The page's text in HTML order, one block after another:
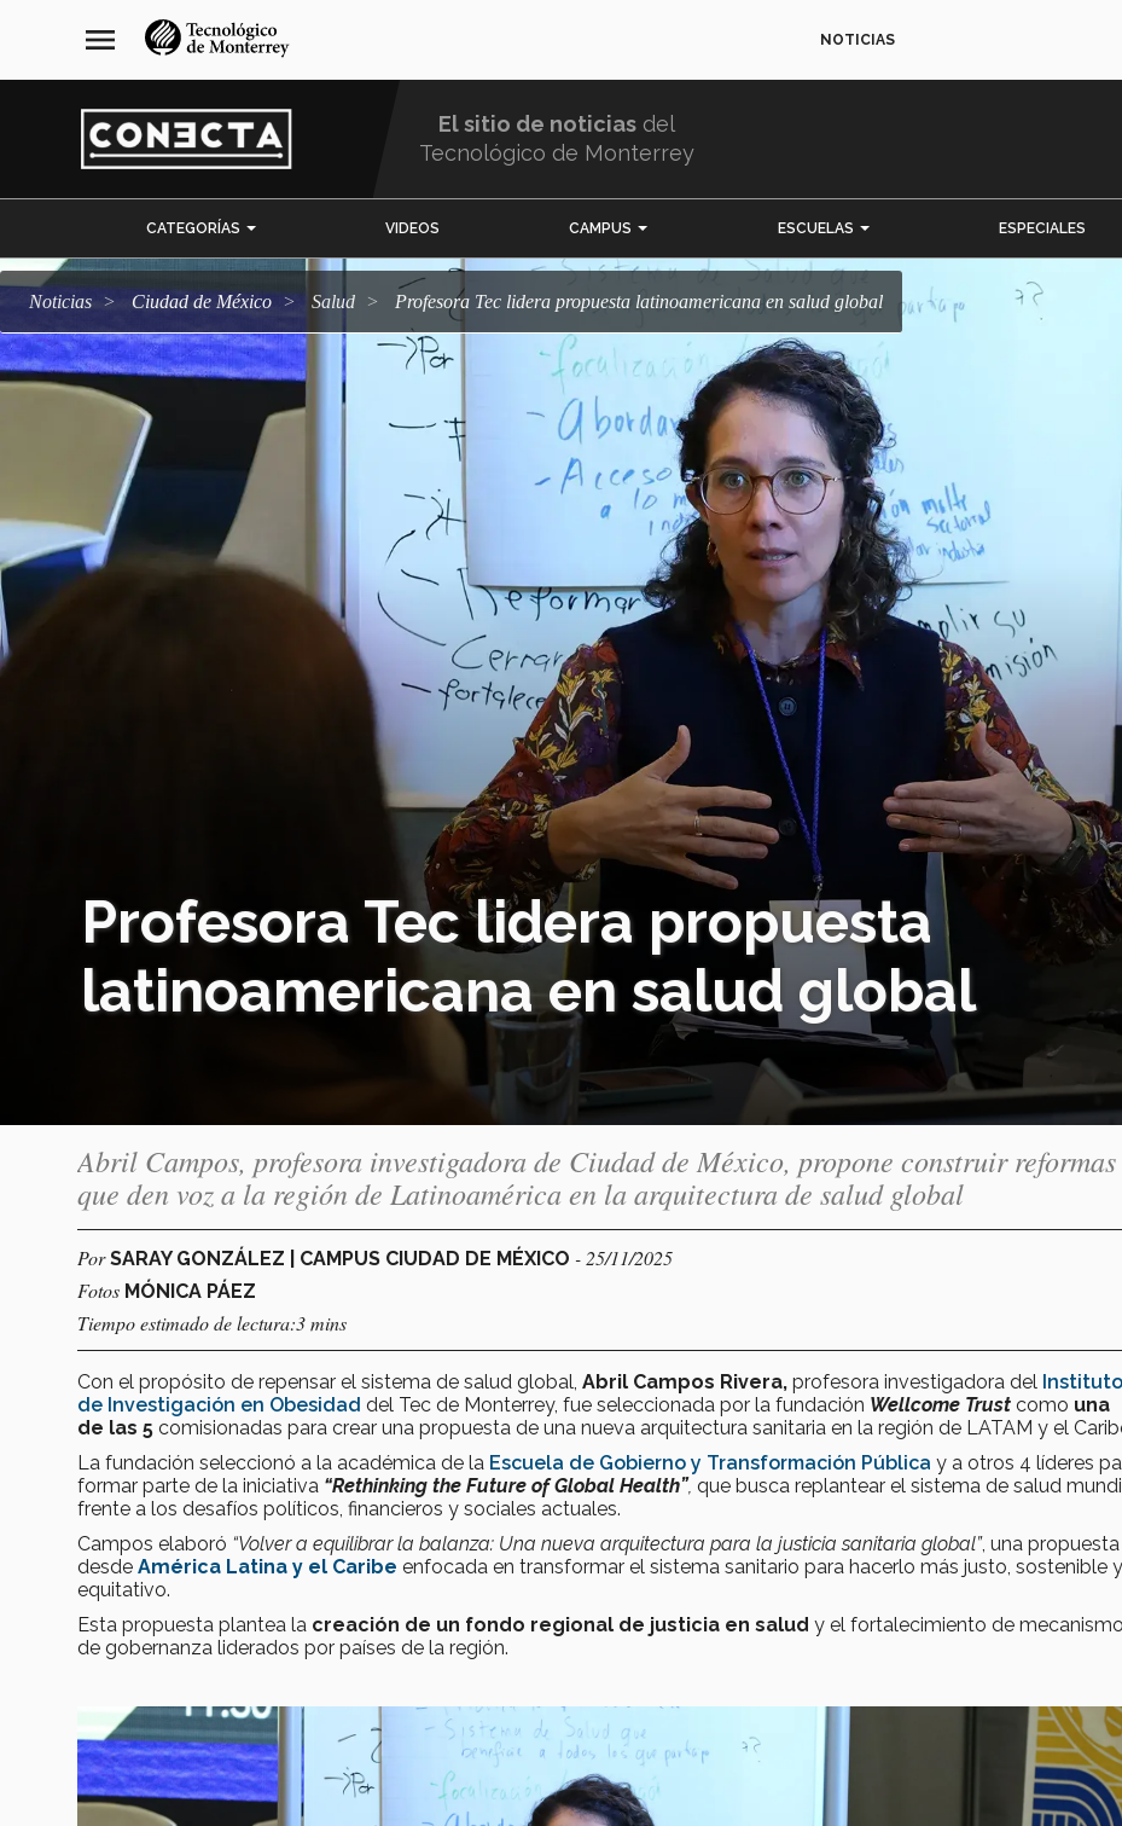
navegación
principal
menu NOTICIAS
El sitio de noticias del
Tecnológico de Monterrey
CATEGORÍAS VIDEOS CAMPUS ESCUELAS ESPECIALES
Noticias Ciudad de México salud Profesora Tec lidera propuesta latinoamericana en salud global
Profesora Tec lidera propuesta
latinoamericana en salud global
Abril Campos, profesora investigadora de Ciudad de México, propone construir reformas
que den voz a la región de Latinoamérica en la arquitectura de salud global
PorSARAY GONZÁLEZ | CAMPUS CIUDAD DE MÉXICO - 25/11/2025
Fotos MÓNICA PÁEZ
Tiempo estimado de lectura:3 mins
Con el propósito de repensar el sistema de salud global, Abril Campos Rivera, profesora investigadora del Instituto
de Investigación en Obesidad del Tec de Monterrey, fue seleccionada por la fundación Wellcome Trust como una
de las 5 comisionadas para crear una propuesta de una nueva arquitectura sanitaria en la región de LATAM y el
La fundación seleccionó a la académica de la Escuela de Gobierno y Transformación Pública y a otros 4 líderes
formar parte de la iniciativa “Rethinking the Future of Global Health”, que busca replantear el sistema de salud
frente a los desafíos políticos, financieros y sociales actuales.
Campos elaboró “Volver a equilibrar la balanza: Una nueva arquitectura para la justicia sanitaria global”, una propuesta
desde América Latina y el Caribe enfocada en transformar el sistema sanitario para hacerlo más justo, sostenible y
equitativo.
Esta propuesta plantea la creación de un fondo regional de justicia en salud y el fortalecimiento de
de gobernanza liderados por países de la región.